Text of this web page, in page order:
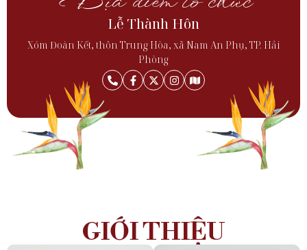
Lễ Thành Hôn
Xóm Đoàn Kết, thôn Trung Hòa, xã Nam An Phụ, TP. Hải
Phòng
GIỚI THIỆU